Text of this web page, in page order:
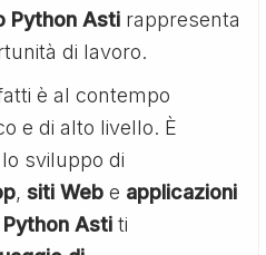
Python Asti rappresenta
di lavoro.
è al contempo
e di alto livello. È
sviluppo di
,siti Web e applicazioni
Astiti